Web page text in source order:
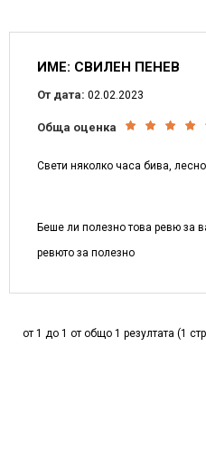
ИМЕ: СВИЛЕН ПЕНЕВ
От дата: 02.02.2023
Обща оценка
Свети няколко часа бива,
Беше ли полезно това ревю за
ревюто за полезно
от 1 до 1 от общо 1 резултата (1